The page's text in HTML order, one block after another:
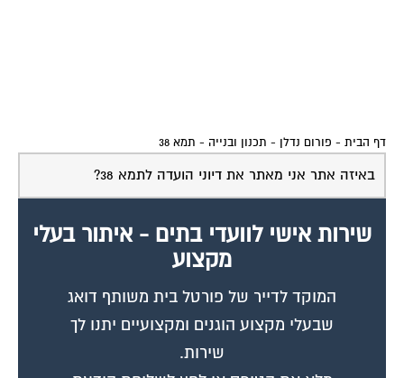
באיזה אתר אני מאתר את דיוני הועדה לתמא 38?
מקצוע
המוקד לדייר של פורטל בית משותף דואג
שבעלי מקצוע הוגנים ומקצועיים יתנו לך
שירות.
מלא את הטופס אולחץ לשליחת הודעת